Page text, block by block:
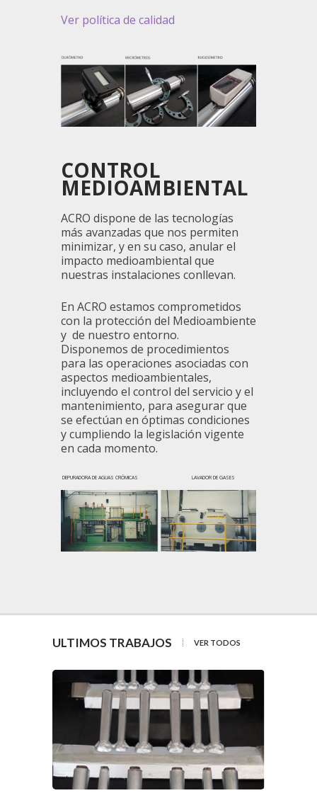
Ver política de calidad
CONTROL
MEDIOAMBIENTAL
ACRO dispone de las tecnologías
más avanzadas que nos permiten
minimizar, y en su caso, anular el
impacto medioambiental que
nuestras instalaciones conllevan.
En ACRO estamos comprometidos
con la protección del Medioambiente
y de nuestro entorno.
Disponemos de procedimientos
para las operaciones asociadas con
aspectos medioambientales,
incluyendo el control del servicio y el
mantenimiento, para asegurar que
se efectúan en óptimas condiciones
y cumpliendo la legislación vigente
en cada momento.
DEPURADORA DE AGUAS CRÓMICAS LAVADOR DE GASES
ULTIMOS TRABAJOS VER TODOS